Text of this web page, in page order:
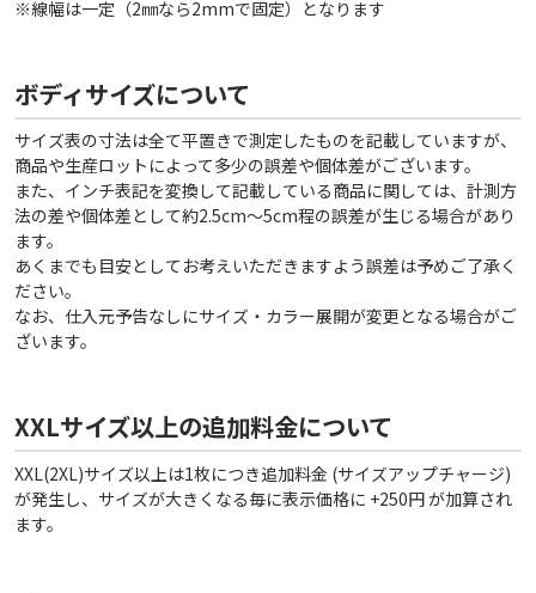
※線幅は一定（2㎜なら2mmで固定）となります
ボディサイズについて
サイズ表の寸法は全て平置きで測定したものを記載していますが、
商品や生産ロットによって多少の誤差や個体差がございます。
また、インチ表記を変換して記載している商品に関しては、計測方
法の差や個体差として約2.5cm〜5cm程の誤差が生じる場合があり
ます。
あくまでも目安としてお考えいただきますよう誤差は予めご了承く
ださい。
なお、仕入元予告なしにサイズ・カラー展開が変更となる場合がご
ざいます。
XXLサイズ以上の追加料金について
XXL(2XL)サイズ以上は1枚につき追加料金 (サイズアップチャージ)
が発生し、サイズが大きくなる毎に表示価格に +250円 が加算され
ます。